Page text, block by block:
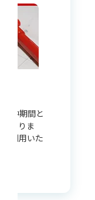
機種やメーカ
コストを抑え
リース契約時
することがで